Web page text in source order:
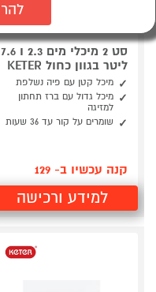
סט 2 מיכלי מים 2.3 ו 7.6
ליטר בגוון כחול KETER
מיכל קטן עם פיה נשלפת
מיכל גדול עם ברז תחתון
למזיגה
שומרים על קור עד 36 שעות
קנה עכשיו ב- 129
למידע ורכישה